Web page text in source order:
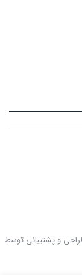
و پشتیبانی توسط